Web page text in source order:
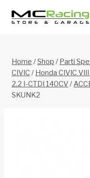
Home /Shop / Parti
CIVIC / Honda CIVIC
2.2 I-CTDI 140CV/
SKUNK2